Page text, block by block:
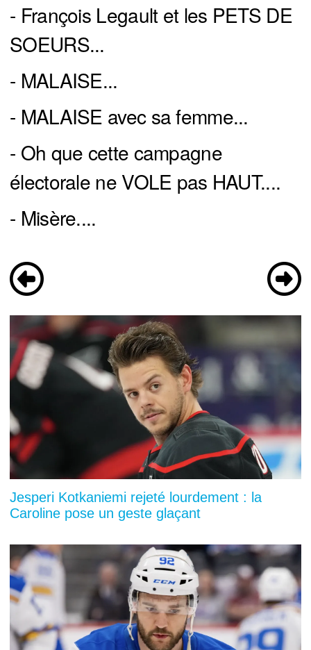
- François Legault et les PETS DE
SOEURS...
- MALAISE...
- MALAISE avec sa femme...
- Oh que cette campagne
électorale ne VOLE pas HAUT....
- Misère....
Jesperi Kotkaniemi rejeté lourdement : la
Caroline pose un geste glaçant